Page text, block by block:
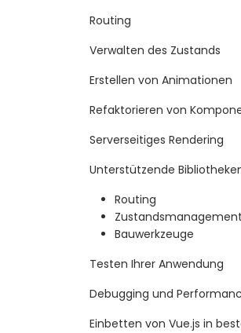
Routing
Verwalten des Zustands
Erstellen von Animationen
Refaktorieren von
Serverseitiges Rendering
Unterstützende
Routing
Zustandsmanagement
Bauwerkzeuge
Testen Ihrer Anwendung
Debugging und
Einbetten von Vue.js in